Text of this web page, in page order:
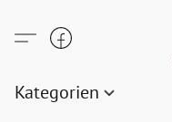
Kategorien